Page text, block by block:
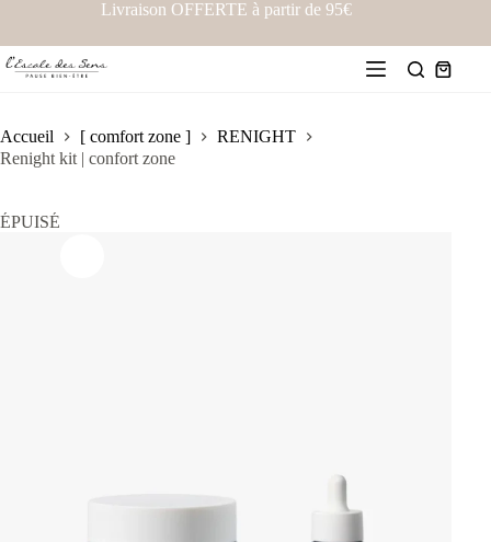
Livraison OFFERTE à partir de 95€
Accueil [ comfort zone ]
RENIGHT
Renight kit | confort zone
ÉPUISÉ